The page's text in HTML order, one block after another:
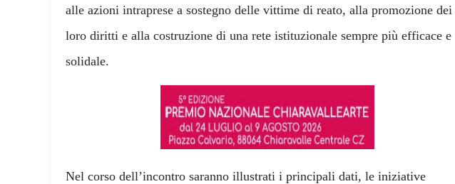
alle azioni intraprese a sostegno delle vittime di reato, alla promozione dei
loro diritti e alla costruzione di una rete istituzionale sempre più efficace e
solidale.
Nel corso dell’incontro saranno illustrati i principali dati, le iniziative